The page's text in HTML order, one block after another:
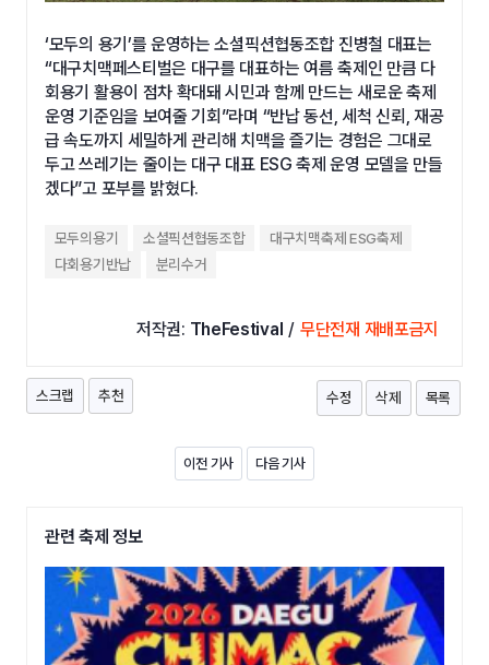
‘모두의 용기’를 운영하는 소셜픽션협동조합 진병철 대표는
“대구치맥페스티벌은 대구를 대표하는 여름 축제인 만큼 다
회용기 활용이 점차 확대돼 시민과 함께 만드는 새로운 축제
운영 기준임을 보여줄 기회”라며 “반납 동선, 세척 신뢰, 재공
급 속도까지 세밀하게 관리해 치맥을 즐기는 경험은 그대로
두고 쓰레기는 줄이는 대구 대표 ESG 축제 운영 모델을 만들
겠다”고 포부를 밝혔다.
모두의용기 소셜픽션협동조합
대구치맥축제 ESG축제
다회용기반납
분리수거
저작권: TheFestival / 무단전재 재배포금지
수정 삭제 목록
스크랩 추천
이전 기사 다음 기사
관련 축제 정보